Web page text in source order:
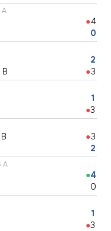
A
●4
0
●
2
3
●
1
3
●3
2
A
●4
0
●
1
3